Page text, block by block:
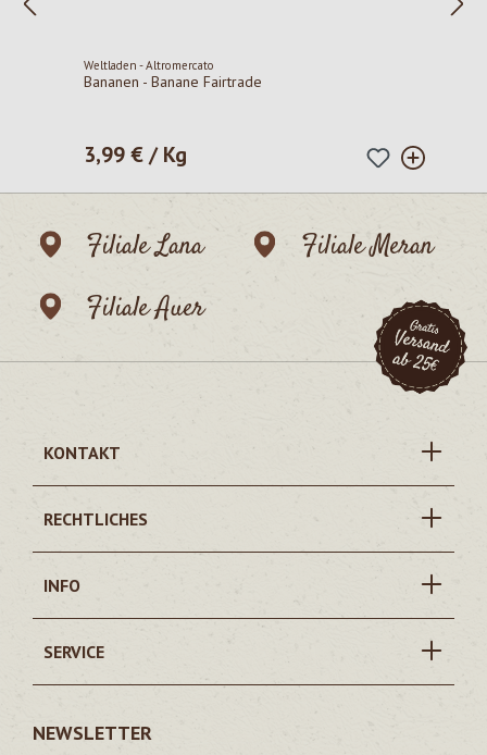
Weltladen - Altromercato
Bananen - Banane Fairtrade
Regulärer Preis:
3,99 € / Kg
Filiale Lana
Filiale Meran
Filiale Auer
KONTAKT
RECHTLICHES
INFO
SERVICE
NEWSLETTER